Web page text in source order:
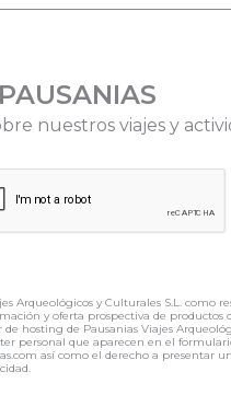
nuestros viajes y
y Culturales S.L. como
y oferta prospectiva de
hosting de Pausanias Viajes
personal que aparecen en el
así como el derecho a presentar